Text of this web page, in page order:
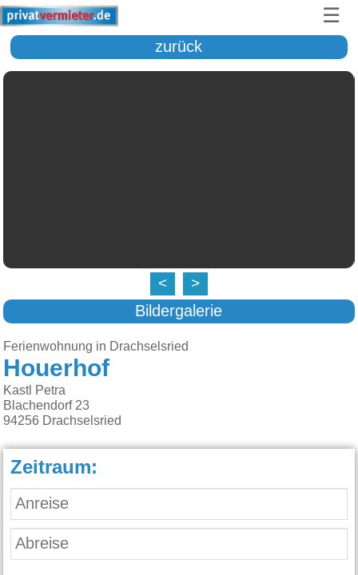
☰
zurück
< >
Bildergalerie
Ferienwohnung in Drachselsried
Houerhof
Kastl Petra
Blachendorf 23
94256 Drachselsried
Zeitraum: